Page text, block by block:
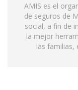
AMIS es el
de seguros de
social, a fin de
la mejor
las familias,